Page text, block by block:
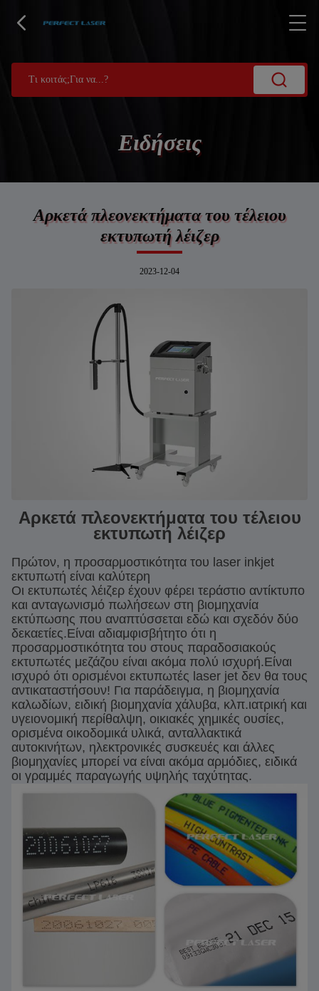
Ειδήσεις
Αρκετά πλεονεκτήματα του τέλειου
εκτυπωτή λέιζερ
2023-12-04
Αρκετά πλεονεκτήματα του τέλειου
εκτυπωτή λέιζερ
Πρώτον, η προσαρμοστικότητα του laser inkjet
εκτυπωτή είναι καλύτερη
Οι εκτυπωτές λέιζερ έχουν φέρει τεράστιο αντίκτυπο
και ανταγωνισμό πωλήσεων στη βιομηχανία
εκτύπωσης που αναπτύσσεται εδώ και σχεδόν δύο
δεκαετίες.Είναι αδιαμφισβήτητο ότι η
προσαρμοστικότητα του στους παραδοσιακούς
εκτυπωτές μεζάζου είναι ακόμα πολύ ισχυρή.Είναι
ισχυρό ότι ορισμένοι εκτυπωτές laser jet δεν θα τους
αντικαταστήσουν! Για παράδειγμα, η βιομηχανία
καλωδίων, ειδική βιομηχανία χάλυβα, κλπ.ιατρική και
υγειονομική περίθαλψη, οικιακές χημικές ουσίες,
ορισμένα οικοδομικά υλικά, ανταλλακτικά
αυτοκινήτων, ηλεκτρονικές συσκευές και άλλες
βιομηχανίες μπορεί να είναι ακόμα αρμόδιες, ειδικά
οι γραμμές παραγωγής υψηλής ταχύτητας.